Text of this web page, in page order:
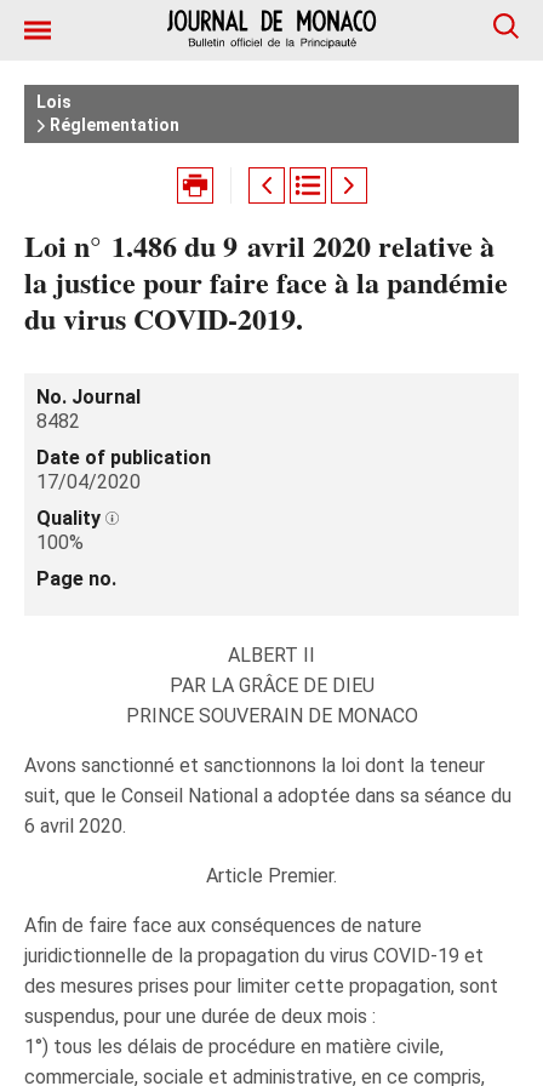
Lois
Réglementation
Loi n° 1.486 du 9 avril 2020 relative à
la justice pour faire face à la pandémie
du virus COVID-2019.
No. Journal
8482
Date of publication
17/04/2020
Quality
100%
Page no.
ALBERT II
PAR LA GRÂCE DE DIEU
PRINCE SOUVERAIN DE MONACO
Avons sanctionné et sanctionnons la loi dont la teneur
suit, que le Conseil National a adoptée dans sa séance du
6 avril 2020.
Article Premier.
Afin de faire face aux conséquences de nature
juridictionnelle de la propagation du virus COVID-19 et
des mesures prises pour limiter cette propagation, sont
suspendus, pour une durée de deux mois :
1°) tous les délais de procédure en matière civile,
commerciale, sociale et administrative, en ce compris,